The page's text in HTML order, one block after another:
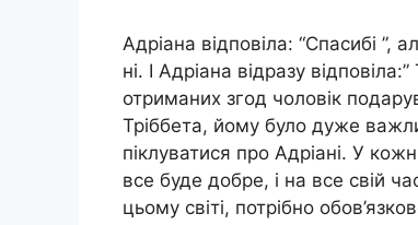
Адріана відповіла: “Спасибі ”,
ні. І Адріана відразу
отриманих згод чоловік
Тріббета, йому було дуже
піклуватися про Адріані. У
все буде добре, і на все свій
цьому світі, потрібно